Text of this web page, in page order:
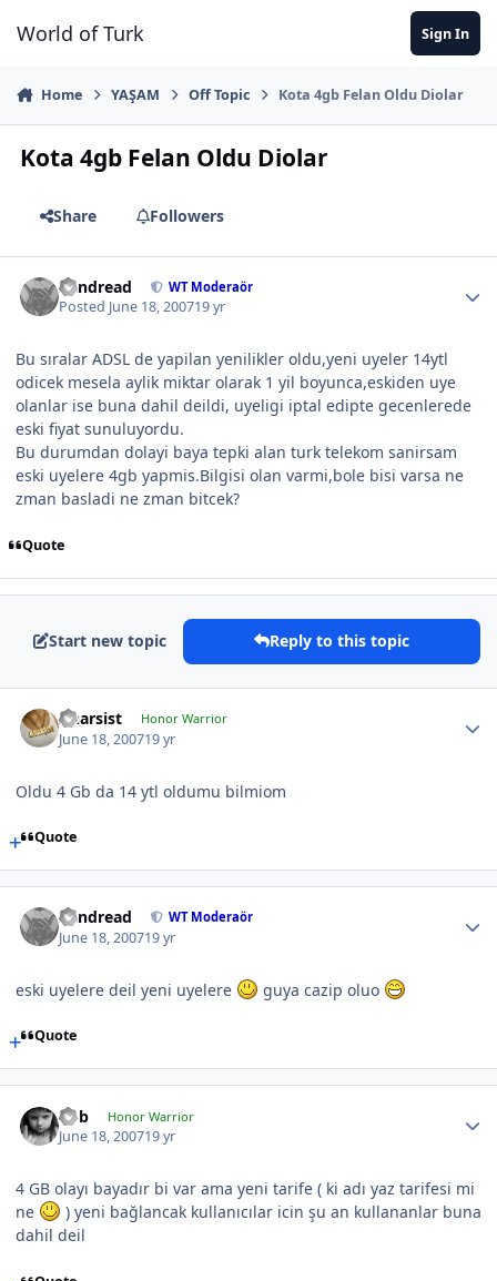
World of Turk Sign In
Home YAŞAM Off Topic Kota 4gb Felan Oldu Diolar
Kota 4gb Felan Oldu Diolar
Share Followers
Vandread WT Moderaör
Posted June 18, 200719 yr
Bu sıralar ADSL de yapilan yenilikler oldu,yeni uyeler 14ytl
odicek mesela aylik miktar olarak 1 yil boyunca,eskiden uye
olanlar ise buna dahil deildi, uyeligi iptal edipte gecenlerede
eski fiyat sunuluyordu.
Bu durumdan dolayi baya tepki alan turk telekom sanirsam
eski uyelere 4gb yapmis.Bilgisi olan varmi,bole bisi varsa ne
zman basladi ne zman bitcek?
Quote
Start new topic Reply to this topic
Anarsist Honor Warrior
June 18, 200719 yr
Oldu 4 Gb da 14 ytl oldumu bilmiom
Quote
Vandread WT Moderaör
June 18, 200719 yr
eski uyelere deil yeni uyelere guya cazip oluo
Quote
hbb Honor Warrior
June 18, 200719 yr
4 GB olayı bayadır bi var ama yeni tarife ( ki adı yaz tarifesi mi
ne
) yeni bağlancak kullanıcılar icin şu an kullananlar buna
dahil deil